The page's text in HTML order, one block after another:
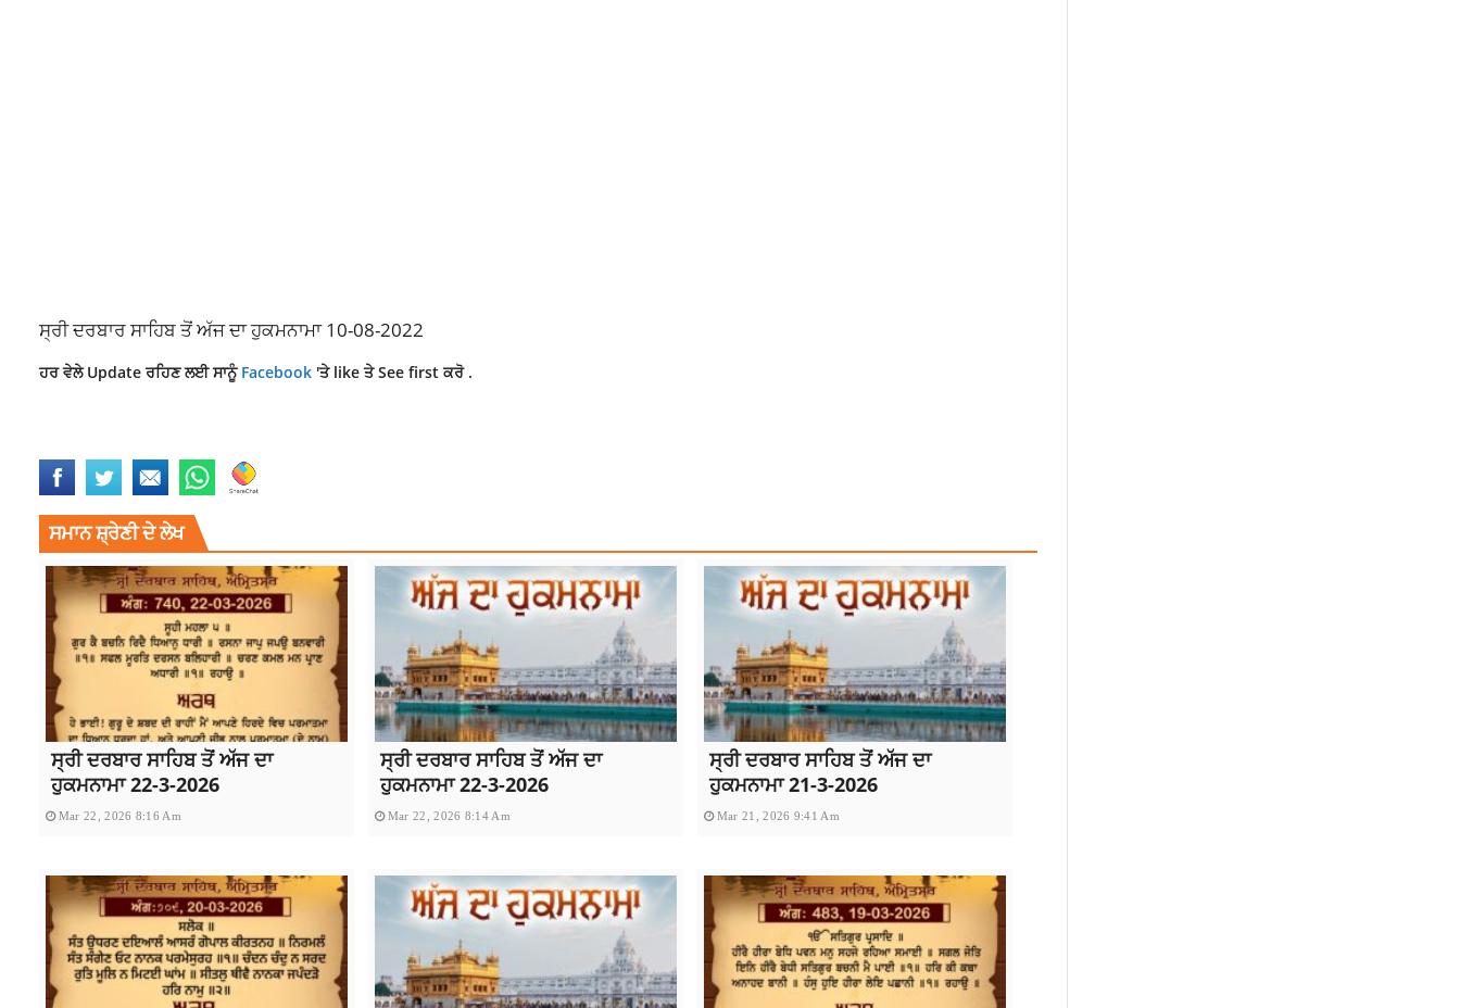
ਸ੍ਰੀ ਦਰਬਾਰ ਸਾਹਿਬ ਤੋਂ ਅੱਜ ਦਾ ਹੁਕਮਨਾਮਾ 10-08-2022
ਹਰ ਵੇਲੇ Update ਰਹਿਣ ਲਈ ਸਾਨੂੰ Facebook 'ਤੇ like ਤੇ See first ਕਰੋ .
ਸਮਾਨ ਸ਼੍ਰੇਣੀ ਦੇ ਲੇਖ
ਸ੍ਰੀ ਦਰਬਾਰ ਸਾਹਿਬ ਤੋਂ ਅੱਜ ਦਾ
ਹੁਕਮਨਾਮਾ 22-3-2026
Mar 22, 2026 8:16 Am
ਸ੍ਰੀ ਦਰਬਾਰ ਸਾਹਿਬ ਤੋਂ ਅੱਜ ਦਾ
ਹੁਕਮਨਾਮਾ 22-3-2026
Mar 22, 2026 8:14 Am
ਸ੍ਰੀ ਦਰਬਾਰ ਸਾਹਿਬ ਤੋਂ ਅੱਜ ਦਾ
ਹੁਕਮਨਾਮਾ 21-3-2026
Mar 21, 2026 9:41 Am